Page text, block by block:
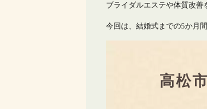
ブライダルエステや体質改善
今回は、結婚式までの5か月
高松